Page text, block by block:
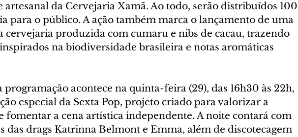
artesanal da Cervejaria Xamã. Ao todo, serão distribuídos 100
para o público. A ação também marca o lançamento de uma
cervejaria produzida com cumaru e nibs de cacau, trazendo
na biodiversidade brasileira e notas aromáticas
programação acontece na quinta-feira (29), das 16h30 às 22h,
especial da Sexta Pop, projeto criado para valorizar a
fomentar a cena artística independente. A noite contará com
das drags Katrinna Belmont e Emma, além de discotecagem